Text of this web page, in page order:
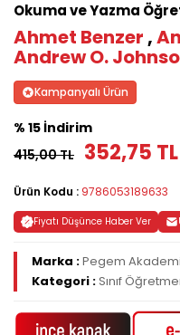
Okuma ve Yazma
Ahmet Benzer ,
Andrew O.
Kampanyalı Ürün
% 15 İndirim
415,00 TL 352,75 TL
Ürün Kodu : 9786053189633
Fiyatı Düşünce Haber Ver
Marka :Pegem Akademi
Kategori :Sınıf